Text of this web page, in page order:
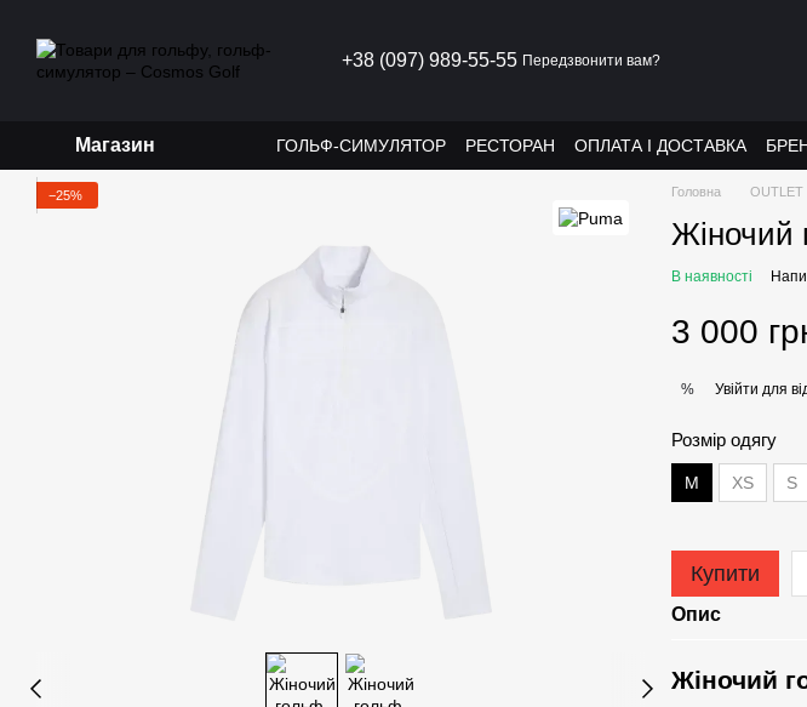
+38 (097) 989-55-55 Передзвонити вам?
Магазин ГОЛЬФ-СИМУЛЯТОР РЕСТОРАН ОПЛАТА І ДОСТАВКА
−25% Головна OUTLET
Жіночий
В наявності
3 000
% Увійти для
Розмір одягу
М XS S
Купити
Опис
Жіночий